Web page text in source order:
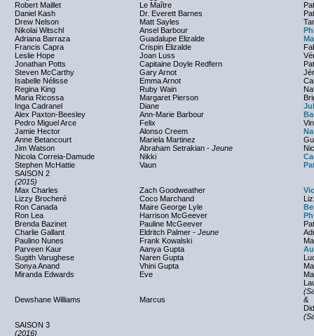
Robert Maillet
Le Maître
Daniel Kash
Dr. Everett Barnes
Drew Nelson
Matt Sayles
Nikolai Witschl
Ansel Barbour
Adriana Barraza
Guadalupe Elizalde
Francis Capra
Crispin Elizalde
Leslie Hope
Joan Luss
Jonathan Potts
Capitaine Doyle Redfern
Steven McCarthy
Gary Arnot
Isabelle Nélisse
Emma Arnot
Regina King
Ruby Wain
Maria Ricossa
Margaret Pierson
Inga Cadranel
Diane
Alex Paxton-Beesley
Ann-Marie Barbour
Pedro Miguel Arce
Felix
Jamie Hector
Alonso Creem
Anne Betancourt
Mariela Martinez
Jim Watson
Abraham Setrakian - Jeune
Nicola Correia-Damude
Nikki
Stephen McHattie
Vaun
SAISON 2
(2015)
Max Charles
Zach Goodweather
Lizzy Brocheré
Coco Marchand
Ron Canada
Maire George Lyle
Ron Lea
Harrison McGeever
Brenda Bazinet
Pauline McGeever
Charlie Gallant
Eldritch Palmer - Jeune
Paulino Nunes
Frank Kowalski
Parveen Kaur
Aanya Gupta
Sugith Varughese
Naren Gupta
Sonya Anand
Vhini Gupta
Miranda Edwards
Eve
Dewshane Williams Marcus
&
SAISON 3
(2016)